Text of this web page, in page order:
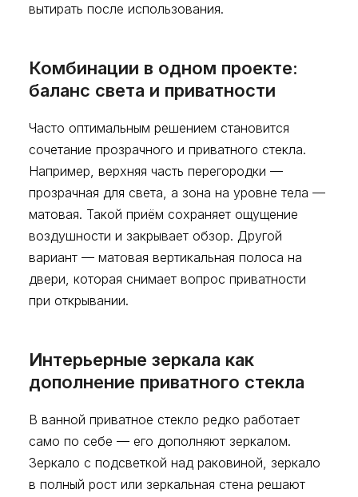
вытирать после использования.
Комбинации в одном проекте:
баланс света и приватности
Часто оптимальным решением становится
сочетание прозрачного и приватного стекла.
Например, верхняя часть перегородки —
прозрачная для света, а зона на уровне тела —
матовая. Такой приём сохраняет ощущение
воздушности и закрывает обзор. Другой
вариант — матовая вертикальная полоса на
двери, которая снимает вопрос приватности
при открывании.
Интерьерные зеркала как
дополнение приватного стекла
В ванной приватное стекло редко работает
само по себе — его дополняют зеркалом.
Зеркало с подсветкой над раковиной, зеркало
в полный рост или зеркальная стена решают